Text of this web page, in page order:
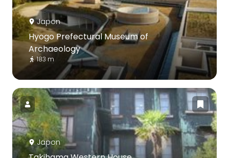
Japon
Hyogo Prefectural Museum of
Archaeology
183 m
Japon